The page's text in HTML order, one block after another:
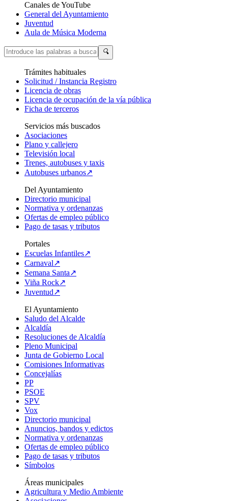
Canales de YouTube
General del Ayuntamiento
Juventud
Aula de Música Moderna
🔍
Trámites habituales
Solicitud / Instancia Registro
Licencia de obras
Licencia de ocupación de la vía pública
Ficha de terceros
Servicios más buscados
Asociaciones
Plano y callejero
Televisión local
Trenes, autobuses y taxis
Autobuses urbanos↗
Del Ayuntamiento
Directorio municipal
Normativa y ordenanzas
Ofertas de empleo público
Pago de tasas y tributos
Portales
Escuelas Infantiles↗
Carnaval↗
Semana Santa↗
Viña Rock↗
Juventud↗
El Ayuntamiento
Saludo del Alcalde
Alcaldía
Resoluciones de Alcaldía
Pleno Municipal
Junta de Gobierno Local
Comisiones Informativas
Concejalías
PP
PSOE
SPV
Vox
Directorio municipal
Anuncios, bandos y edictos
Normativa y ordenanzas
Ofertas de empleo público
Pago de tasas y tributos
Símbolos
Áreas municipales
Agricultura y Medio Ambiente